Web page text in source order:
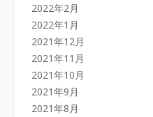
2022年2月
2022年1月
2021年12月
2021年11月
2021年10月
2021年9月
2021年8月